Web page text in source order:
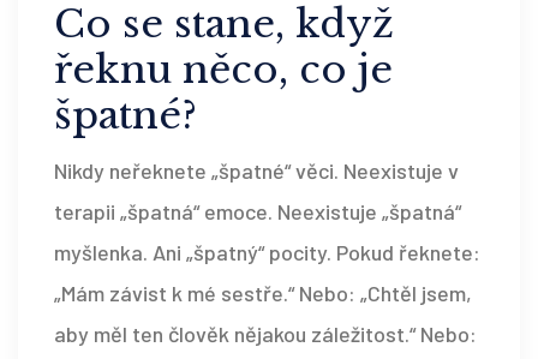
Co se stane, když
řeknu něco, co je
špatné?
Nikdy neřeknete „špatné“ věci. Neexistuje v
terapii „špatná“ emoce. Neexistuje „špatná“
myšlenka. Ani „špatný“ pocity. Pokud řeknete:
„Mám závist k mé sestře.“ Nebo: „Chtěl jsem,
aby měl ten člověk nějakou záležitost.“ Nebo: